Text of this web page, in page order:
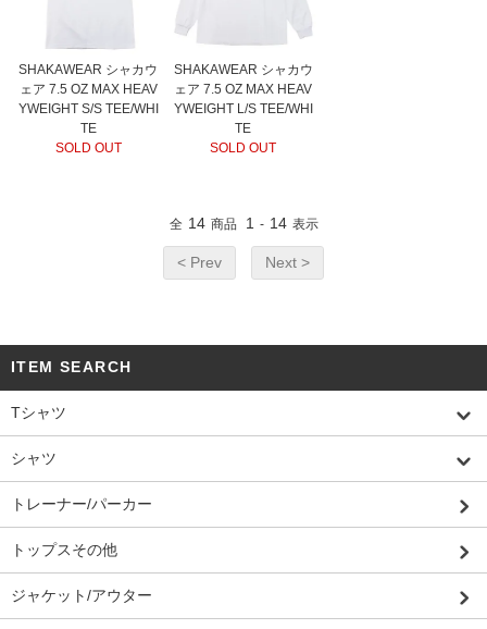
SHAKAWEAR シャカウ
ェア 7.5 OZ MAX HEAV
YWEIGHT S/S TEE/WHI
TE
SOLD OUT
SHAKAWEAR シャカウ
ェア 7.5 OZ MAX HEAV
YWEIGHT L/S TEE/WHI
TE
SOLD OUT
全 14 商品 1 - 14 表示
< Prev Next >
ITEM SEARCH
Tシャツ
シャツ
トレーナー/パーカー
トップスその他
ジャケット/アウター